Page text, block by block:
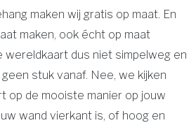
maken wij gratis op maat. En
maken, ook écht op maat
wereldkaart dus niet simpelweg en
stuk vanaf. Nee, we kijken
op de mooiste manier op jouw
wand vierkant is, of hoog en